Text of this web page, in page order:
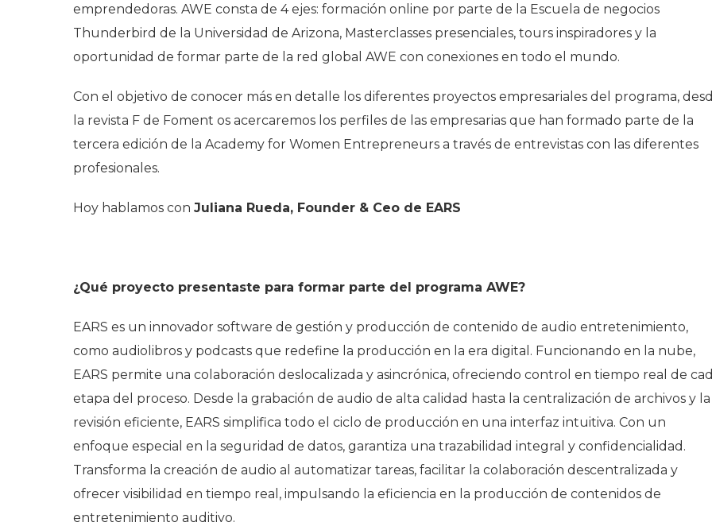
emprendedoras. AWE consta de 4 ejes: formación online por parte de la Escuela de negocios
Thunderbird de la Universidad de Arizona, Masterclasses presenciales, tours inspiradores y la
oportunidad de formar parte de la red global AWE con conexiones en todo el mundo.
Con el objetivo de conocer más en detalle los diferentes proyectos empresariales del programa,
la revista F de Foment os acercaremos los perfiles de las empresarias que han formado parte de la
tercera edición de la Academy for Women Entrepreneurs a través de entrevistas con las diferentes
profesionales.
Hoy hablamos con Juliana Rueda, Founder & Ceo de EARS
¿Qué proyecto presentaste para formar parte del programa AWE?
EARS es un innovador software de gestión y producción de contenido de audio entretenimiento,
como audiolibros y podcasts que redefine la producción en la era digital. Funcionando en la nube,
EARS permite una colaboración deslocalizada y asincrónica, ofreciendo control en tiempo real de
etapa del proceso. Desde la grabación de audio de alta calidad hasta la centralización de archivos y la
revisión eficiente, EARS simplifica todo el ciclo de producción en una interfaz intuitiva. Con un
enfoque especial en la seguridad de datos, garantiza una trazabilidad integral y confidencialidad.
Transforma la creación de audio al automatizar tareas, facilitar la colaboración descentralizada y
ofrecer visibilidad en tiempo real, impulsando la eficiencia en la producción de contenidos de
entretenimiento auditivo.